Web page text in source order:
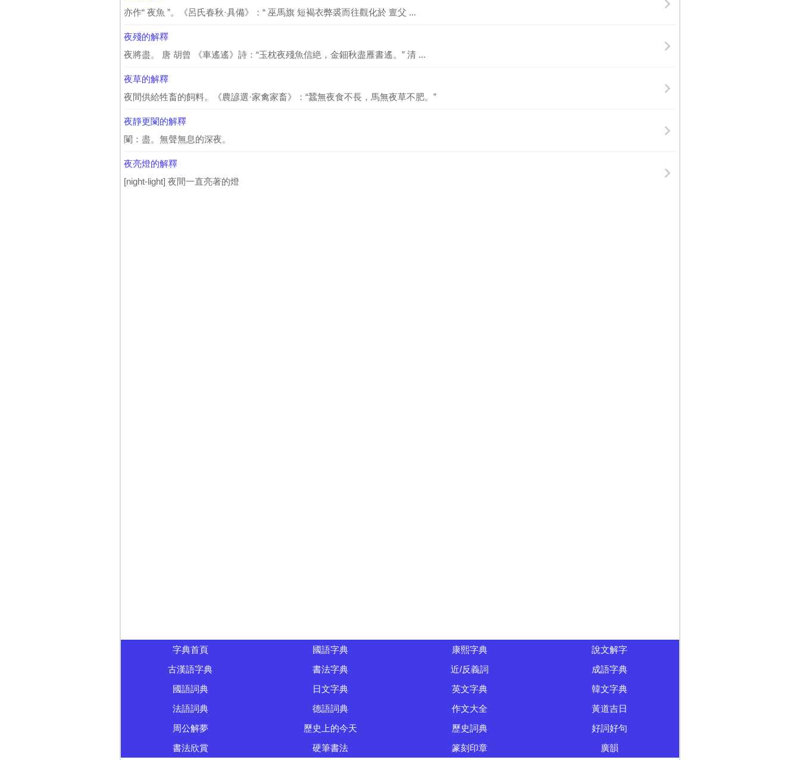
亦作“ 夜魚 ”。《呂氏春秋·具備》：“ 巫馬旗 短褐衣弊裘而往觀化於 亶父 ...
夜殘的解釋
夜將盡。 唐 胡曾 《車遙遙》詩：“玉枕夜殘魚信絶，金鈿秋盡雁書遙。” 清 ...
夜草的解釋
夜間供給牲畜的飼料。《農諺選·家禽家畜》：“蠶無夜食不長，馬無夜草不肥。”
夜靜更闌的解釋
闌：盡。無聲無息的深夜。
夜亮燈的解釋
[night-light] 夜間一直亮著的燈
字典首頁 國語字典 康熙字典
說文解字
古漢語字典
書法字典 近/反義詞
成語字典
國語詞典
日文字典 英文字典
韓文字典
法語詞典
德語詞典 作文大全
黃道吉日
周公解夢
歷史上的今天 歷史詞典
好詞好句
書法欣賞
硬筆書法 篆刻印章 廣韻